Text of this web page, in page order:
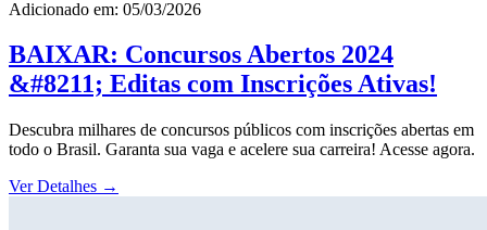
Adicionado em: 05/03/2026
BAIXAR: Concursos Abertos 2024
&#8211; Editas com Inscrições Ativas!
Descubra milhares de concursos públicos com inscrições abertas em
todo o Brasil. Garanta sua vaga e acelere sua carreira! Acesse agora.
Ver Detalhes →